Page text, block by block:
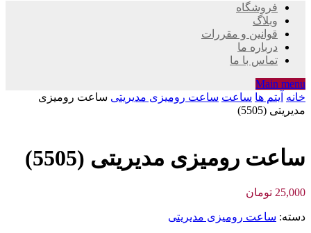
فروشگاه
وبلاگ
قوانین و مقررات
درباره ما
تماس با ما
Main menu
خانه آیتم ها ساعت ساعت رومیزی مدیریتی ساعت رومیزی
مدیریتی (5505)
ساعت رومیزی مدیریتی (5505)
25,000 تومان
دسته: ساعت رومیزی مدیریتی